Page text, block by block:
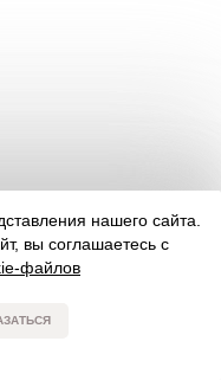
нашего сайта.
вы соглашаетесь с
файлов